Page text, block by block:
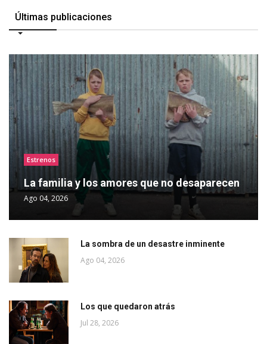
Últimas publicaciones
Estrenos
La familia y los amores que no desaparecen
Ago 04, 2026
La sombra de un desastre inminente
Ago 04, 2026
Los que quedaron atrás
Jul 28, 2026